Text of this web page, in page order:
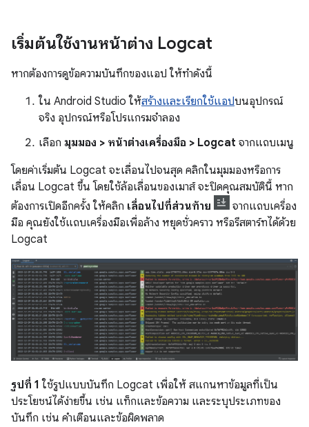
เริ่มต้นใช้งานหน้าต่าง Logcat
หากต้องการดูข้อความบันทึกของแอป ให้ทำดังนี้
ใน Android Studio ให้สร้างและเรียกใช้แอปบนอุปกรณ์
จริง อุปกรณ์หรือโปรแกรมจำลอง
เลือก มุมมอง > หน้าต่างเครื่องมือ > Logcat จากแถบเมนู
โดยค่าเริ่มต้น Logcat จะเลื่อนไปจนสุด คลิกในมุมมองหรือการ
เลื่อน Logcat ขึ้น โดยใช้ล้อเลื่อนของเมาส์ จะปิดคุณสมบัตินี้ หาก
ต้องการเปิดอีกครั้ง ให้คลิก เลื่อนไปที่ส่วนท้าย
จากแถบเครื่อง
มือ คุณยังใช้แถบเครื่องมือเพื่อล้าง หยุดชั่วคราว หรือรีสตาร์ทได้ด้วย
Logcat
รูปที่ 1 ใช้รูปแบบบันทึก Logcat เพื่อให้ สแกนหาข้อมูลที่เป็น
ประโยชน์ได้ง่ายขึ้น เช่น แท็กและข้อความ และระบุประเภทของ
บันทึก เช่น คำเตือนและข้อผิดพลาด